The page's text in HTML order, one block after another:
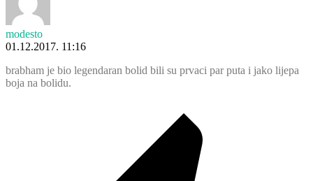
modesto
01.12.2017. 11:16
brabham je bio legendaran bolid bili su prvaci par puta i jako lijepa
boja na bolidu.